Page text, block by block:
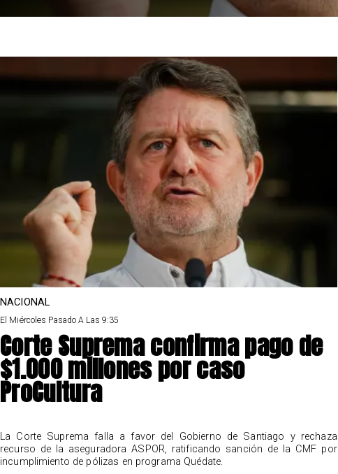
NACIONAL
El Miércoles Pasado A Las 9:35
Corte Suprema confirma pago de
$1.000 millones por caso
ProCultura
La Corte Suprema falla a favor del Gobierno de Santiago y rechaza
recurso de la aseguradora ASPOR, ratificando sanción de la CMF por
incumplimiento de pólizas en programa Quédate.